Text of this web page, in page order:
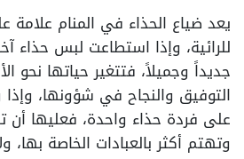
يعد ضياع الحذاء في المنام علامة
للرائية، وإذا استطاعت لبس حذاء
جديداً وجميلاً، فتتغير حياتها نحو
التوفيق والنجاح في شؤونها،
على فردة حذاء واحدة، فعليها أن
وتهتم أكثر بالعبادات الخاصة بها،